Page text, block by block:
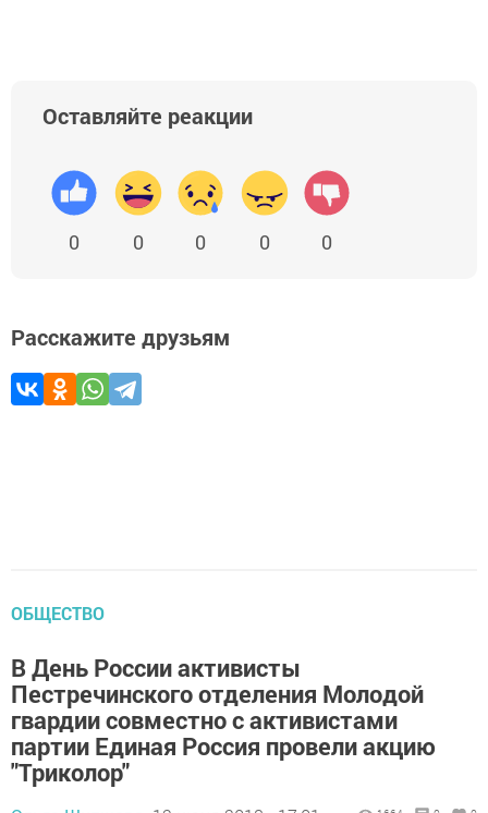
Оставляйте реакции
0 0 0 0 0
Расскажите друзьям
ОБЩЕСТВО
В День России активисты
Пестречинского отделения Молодой
гвардии совместно с активистами
партии Единая Россия провели акцию
"Триколор"